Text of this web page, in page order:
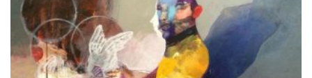
الرئيسية
مواضيع
إفتتاحية